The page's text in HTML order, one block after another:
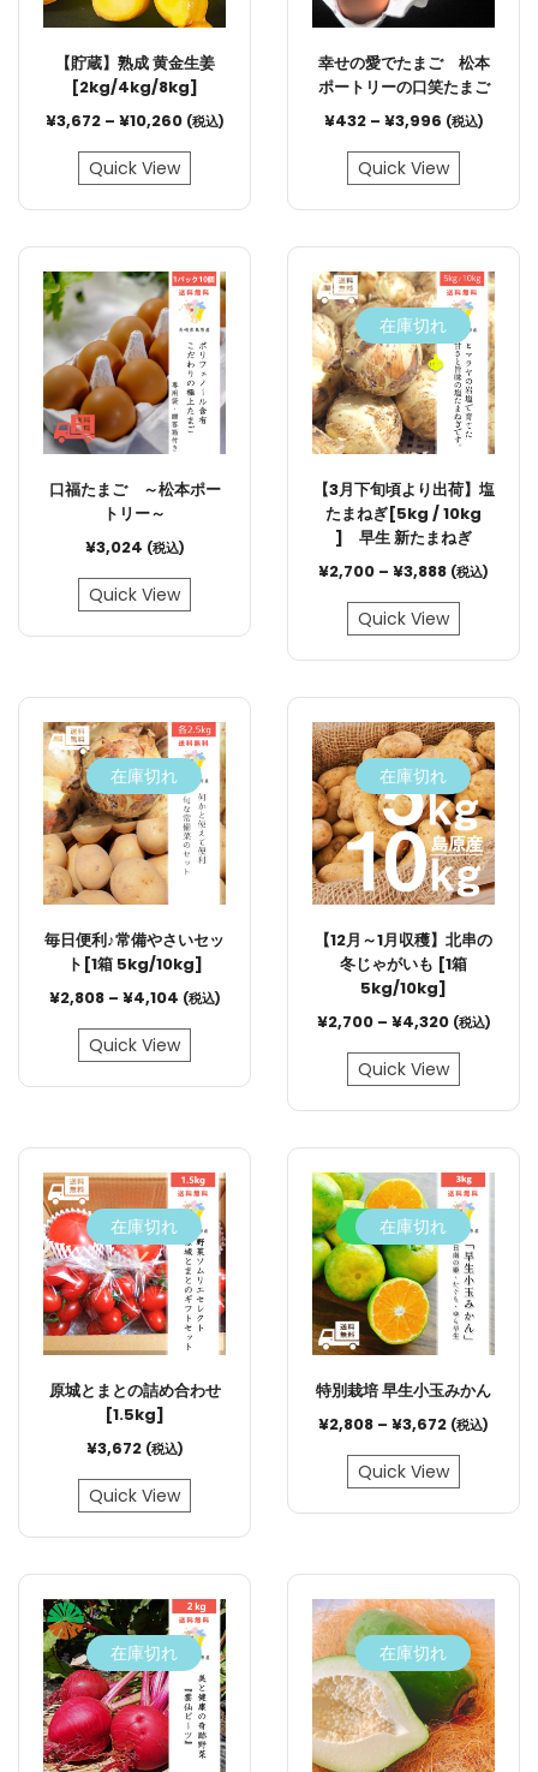
【貯蔵】熟成 黄金生姜
[2kg/4kg/8kg]
¥3,672 – ¥10,260 (税込)
Quick View
幸せの愛でたまご 松本
ポートリーの口笑たまご
¥432 – ¥3,996 (税込)
Quick View
口福たまご ～松本ポー
トリー～
¥3,024 (税込)
Quick View
在庫切れ
【3月下旬頃より出荷】塩
たまねぎ[5kg / 10kg
] 早生 新たまねぎ
¥2,700 – ¥3,888 (税込)
Quick View
在庫切れ
毎日便利♪常備やさいセッ
ト[1箱 5kg/10kg]
¥2,808 – ¥4,104 (税込)
Quick View
在庫切れ
【12月～1月収穫】北串の
冬じゃがいも [1箱
5kg/10kg]
¥2,700 – ¥4,320 (税込)
Quick View
在庫切れ
原城とまとの詰め合わせ
[1.5kg]
¥3,672 (税込)
Quick View
10.5%
在庫切れ
特別栽培 早生小玉みかん
¥2,808 – ¥3,672 (税込)
Quick View
在庫切れ 在庫切れ